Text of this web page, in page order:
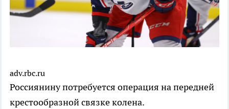
adv.rbc.ru
Россиянину потребуется операция на передней
крестообразной связке колена.